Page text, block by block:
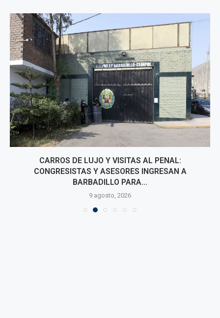
CARROS DE LUJO Y VISITAS AL PENAL:
CONGRESISTAS Y ASESORES INGRESAN A
BARBADILLO PARA...
9 agosto, 2026